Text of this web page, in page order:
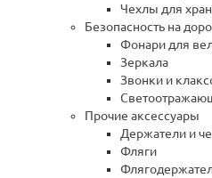
Чехлы для
Безопасность на
Фонари для
Зеркала
Звонки и
Прочие аксессуары
Держатели и
Фляги